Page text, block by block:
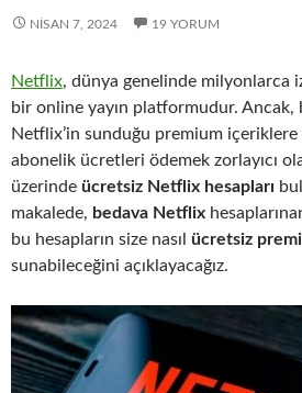
NISAN 7, 2024 19 YORUM
Netflix, dünya genelinde milyonlarca
bir online yayın platformudur. Ancak,
Netflix’in sunduğu premium
abonelik ücretleri ödemek zorlayıcı
üzerinde ücretsiz Netflix hesapları
makalede, bedava Netflix
bu hesapların size nasıl ücretsiz
sunabileceğini açıklayacağız.